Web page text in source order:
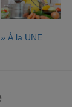
» À la UNE